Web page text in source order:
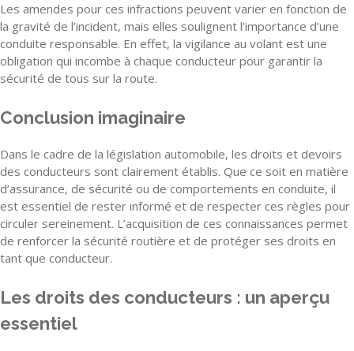
Les amendes pour ces infractions peuvent varier en fonction de
la gravité de l’incident, mais elles soulignent l’importance d’une
conduite responsable. En effet, la vigilance au volant est une
obligation qui incombe à chaque conducteur pour garantir la
sécurité de tous sur la route.
Conclusion imaginaire
Dans le cadre de la législation automobile, les droits et devoirs
des conducteurs sont clairement établis. Que ce soit en matière
d’assurance, de sécurité ou de comportements en conduite, il
est essentiel de rester informé et de respecter ces règles pour
circuler sereinement. L’acquisition de ces connaissances permet
de renforcer la sécurité routière et de protéger ses droits en
tant que conducteur.
Les droits des conducteurs : un aperçu
essentiel